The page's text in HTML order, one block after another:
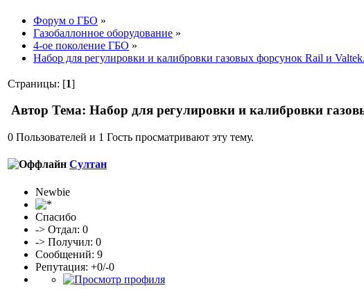
Форум о ГБО »
Газобаллонное оборудование »
4-ое поколение ГБО »
Набор для регулировки и калибровки газовых форсунок Rail и Valtek.
Страницы: [1]
Автор Тема: Набор для регулировки и калибровки
0 Пользователей и 1 Гость просматривают эту тему.
Султан
Newbie
Спасибо
-> Отдал: 0
-> Получил: 0
Сообщений: 9
Репутация: +0/-0